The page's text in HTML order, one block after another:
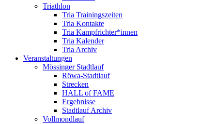
Triathlon
Tria Trainingszeiten
Tria Kontakte
Tria Kampfrichter*innen
Tria Kalender
Tria Archiv
Veranstaltungen
Mössinger Stadtlauf
Röwa-Stadtlauf
Strecken
HALL of FAME
Ergebnisse
Stadtlauf Archiv
Vollmondlauf